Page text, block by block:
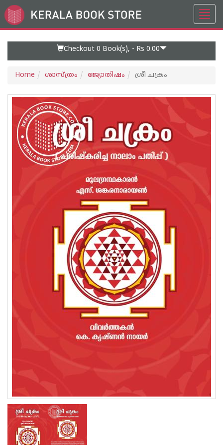
Go
to
Checkout 0 Book(s), - Rs 0.00
Home ശാസ്ത്രം ജ്യോതിഷം ശ്രീ ചക്രം